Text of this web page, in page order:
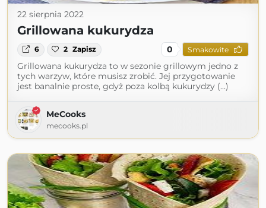
22 sierpnia 2022
Grillowana kukurydza
6 2 Zapisz 0 Smakowite
Grillowana kukurydza to w sezonie grillowym jedno z
tych warzyw, które musisz zrobić. Jej przygotowanie
jest banalnie proste, gdyż poza kolbą kukurydzy (...)
MeCooks
mecooks.pl